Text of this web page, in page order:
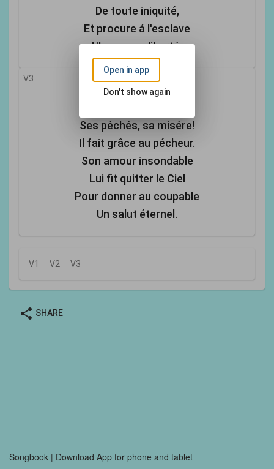
De toute iniquité,
Et procure á l'esclave
L'heureuse liberté.
V3
Oh! que toute la terre
Ses péchés, sa misére!
Il fait grâce au pécheur.
Son amour insondable
Lui fit quitter le Ciel
Pour donner au coupable
Un salut éternel.
V1 V2 V3
share SHARE
Songbook | Download App for phone and tablet
Open in app
Don't show again